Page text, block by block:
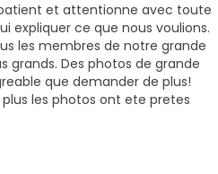
et attentionne avec toute
expliquer ce que nous voulions.
les membres de notre grande
grands. Des photos de grande
que demander de plus!
les photos ont ete pretes